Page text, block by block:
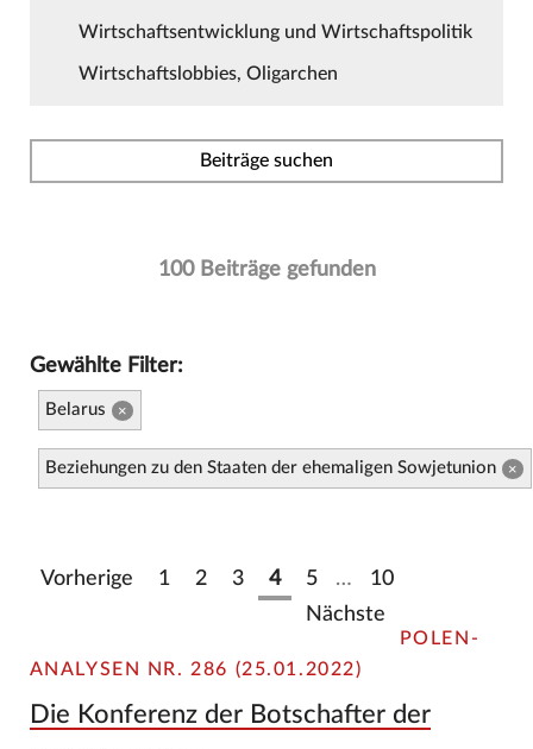
Wirtschaftsentwicklung und Wirtschaftspolitik
Wirtschaftslobbies, Oligarchen
Beiträge suchen
100 Beiträge gefunden
Gewählte Filter:
Belarus ×
Beziehungen zu den Staaten der ehemaligen Sowjetunion ×
Vorherige 1 2 3 4 5 …
10
Nächste
POLEN-
ANALYSEN NR. 286 (25.01.2022)
Die Konferenz der Botschafter der